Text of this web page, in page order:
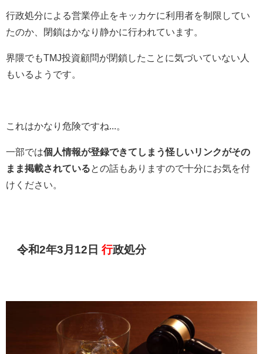
行政処分による営業停止をキッカケに利用者を制限してい
たのか、閉鎖はかなり静かに行われています。
界隈でもTMJ投資顧問が閉鎖したことに気づいていない人
もいるようです。
これはかなり危険ですね...。
一部では個人情報が登録できてしまう怪しいリンクがその
まま掲載されているとの話もありますので十分にお気を付
けください。
令和2年3月12日行政処分